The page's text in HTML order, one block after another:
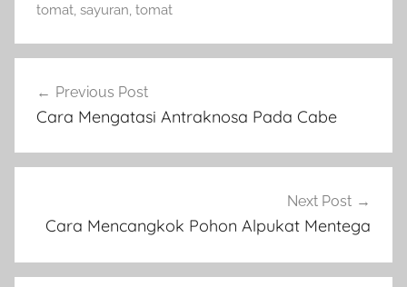
tomat sayuran tomat
pos
Previous Post
Cara Mengatasi Antraknosa Pada Cabe
Next Post
Cara Mencangkok Pohon Alpukat Mentega